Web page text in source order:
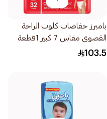
بامبرز حفاضات كلوت الراحة
القصوى مقاس 7 كبير 1قطعة
103.5